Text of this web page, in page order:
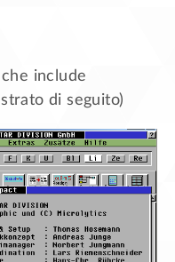
include
di seguito)